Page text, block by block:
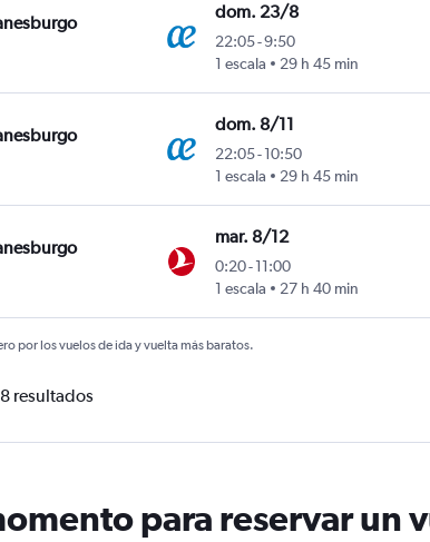
John F. Kennedy
Internacional de Johannesburgo-Oliver Reginald Tambo
dom. 23/8
22:05-9:50
1 escala
29 h 45 min
John F. Kennedy
Internacional de Johannesburgo-Oliver Reginald Tambo
dom. 8/11
22:05-10:50
1 escala
29 h 45 min
John F. Kennedy
Internacional de Johannesburgo-Oliver Reginald Tambo
mar. 8/12
0:20-11:00
1 escala
27 h 40 min
por los vuelos de ida y vuelta más baratos.
resultados
para reservar un